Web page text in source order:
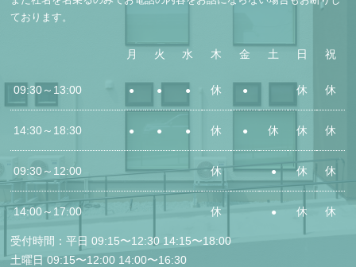
ております。
月 火 水 木 金 土 日 祝
09:30～13:00 ● ● ● 休 ● 休 休
14:30～ 18:30 ● ● ● 休 ● 休 休 休
09:30～12:00 休 ● 休 休
14:00～17:00 休 ● 休 休
受付時間：平日 09:15〜12:30 14:15〜18:00
土曜日 09:15〜12:00 14:00〜16:30